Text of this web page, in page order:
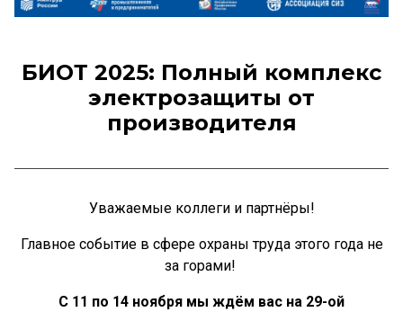
БИОТ 2025: Полный комплекс
электрозащиты от
производителя
Уважаемые коллеги и партнёры!
Главное событие в сфере охраны труда этого года не
за горами!
С 11 по 14 ноября мы ждём вас на 29-ой